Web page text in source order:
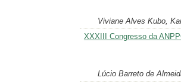
Viviane Alves Kubo,
XXXIII Congresso da
Lúcio Barreto de